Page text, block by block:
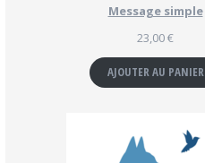
Message simple
23,00€
AJOUTER AU PANIER